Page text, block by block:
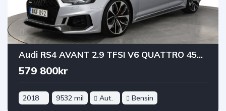
Audi RS4 AVANT 2.9 TFSI V6 QUATTRO 450HK PANO B&O® B-KAM 3-ZON
579 800kr
2018 9532 mil Aut. Bensin